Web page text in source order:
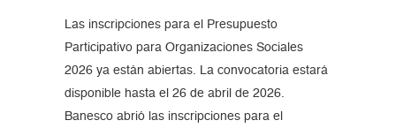
Las inscripciones para el Presupuesto
Participativo para Organizaciones Sociales
2026 ya están abiertas. La convocatoria estará
disponible hasta el 26 de abril de 2026.
Banesco abrió las inscripciones para el